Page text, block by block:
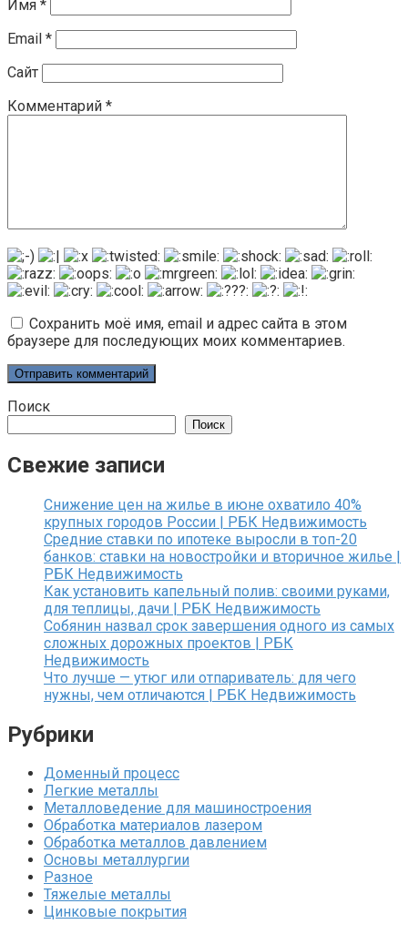
Имя *
Email *
Сайт
Комментарий *
Сохранить моё имя, email и адрес сайта в этом
браузере для последующих моих комментариев.
Поиск
Поиск
Свежие записи
Снижение цен на жилье в июне охватило 40%
крупных городов России | РБК Недвижимость
Средние ставки по ипотеке выросли в топ-20
банков: ставки на новостройки и вторичное жилье |
РБК Недвижимость
Как установить капельный полив: своими руками,
для теплицы, дачи | РБК Недвижимость
Собянин назвал срок завершения одного из самых
сложных дорожных проектов | РБК
Недвижимость
Что лучше — утюг или отпариватель: для чего
нужны, чем отличаются | РБК Недвижимость
Рубрики
Доменный процесс
Легкие металлы
Металловедение для машиностроения
Обработка материалов лазером
Обработка металлов давлением
Основы металлургии
Разное
Тяжелые металлы
Цинковые покрытия